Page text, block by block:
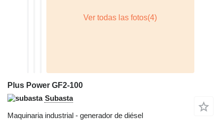
Plus Power GF2-100
Subasta
Maquinaria industrial - generador de diésel